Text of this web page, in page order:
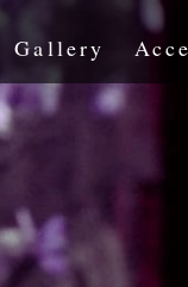
Gallery